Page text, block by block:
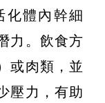
化體內幹細
力。飲食方
或肉類，並
壓力，有助